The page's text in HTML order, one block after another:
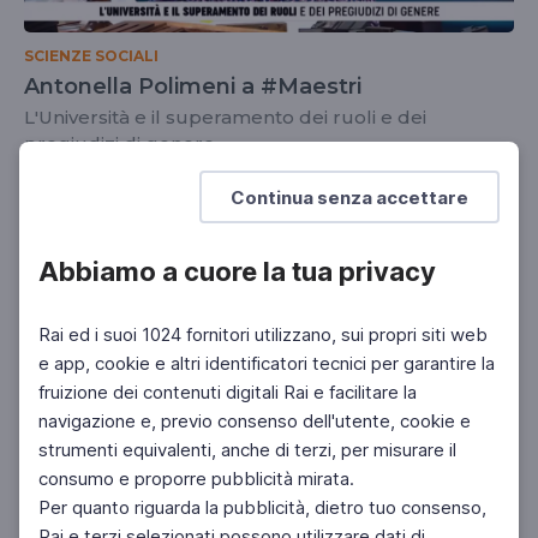
Continua senza accettare
Abbiamo a cuore la tua privacy
Rai ed i suoi 1024 fornitori utilizzano, sui propri siti web
e app, cookie e altri identificatori tecnici per garantire la
fruizione dei contenuti digitali Rai e facilitare la
navigazione e, previo consenso dell'utente, cookie e
strumenti equivalenti, anche di terzi, per misurare il
consumo e proporre pubblicità mirata.
Per quanto riguarda la pubblicità, dietro tuo consenso,
SCIENZE SOCIALI
Antonella Polimeni a #Maestri
L'Università e il superamento dei ruoli e dei
pregiudizi di genere